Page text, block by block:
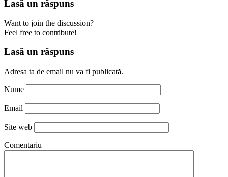
Lasă un răspuns
Want to join the discussion?
Feel free to contribute!
Lasă un răspuns
Adresa ta de email nu va fi publicată.
Nume
Email
Site web
Comentariu